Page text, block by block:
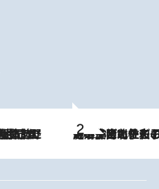
2026.8.3
《「文士の子ども被害者の会」発足！》阿川佐和子（72）が語る遠藤周作に北杜夫、劇作家・矢代静一の子どもたちの“文豪プライベート事件簿”